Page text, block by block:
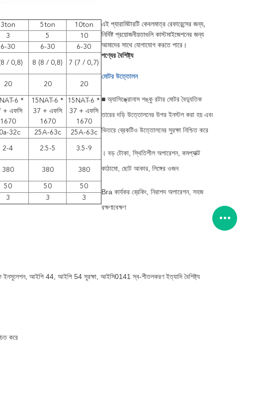
3ton 5ton
10ton
3 5
10
6-30 6-30
6-30
/ 0,8) 8 (8 / 0,8) 7 (7 / 0,7)
20 20 20
6 *
+ এফসি
1670
15NAT-6 *
37 + এফসি
1670
15NAT-6 *
37 + এফসি
1670
32c 25A-63c
25A-63c
2-4 2.5-5 3.5-9
380 380 380
50 50 50
3 3 3
এই প্যারামিটারটি কেবলমাত্র রেফারেন্সের জন্য,
নির্দিষ্ট প্রয়োজনীয়তাগুলি কাস্টমাইজেশনের জন্য
আমাদের সাথে যোগাযোগ করতে পারে।
পণ্যের বৈশিষ্ট্য
মোটর উত্তোলন
■ অ্যাসিঙ্ক্রোনাস শঙ্কু রটার মোটর বৈদ্যুতিক
তারের দড়ি উত্তোলনের উপর ইনস্টল করা হয় এবং
ভিতরে ব্রেকটিও উত্তোলনের সুরক্ষা নিশ্চিত করে
। বড় টোকা, স্থিতিশীল অপারেশন, কমপ্যাক্ট
কাঠামো, ছোট আকার, লিঙ্গের ওজন
Bra কার্যকর ব্রেকিং, নিরাপদ অপারেশন, সহজ
রক্ষণাবেক্ষণ
ইনসুলেশন, আইপি 44, আইপি 54 সুরক্ষা, আইসি0141 স্ব-শীতলকরণ ইত্যাদি বৈশিষ্ট্য
করে